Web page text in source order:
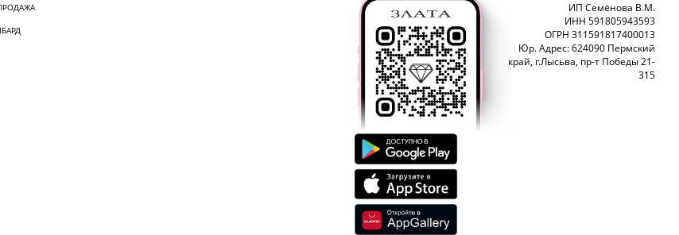
ИП Семёнова В.М.
ИНН 591805943593
ОГРН 311591817400013
Юр. Адрес: 624090 Пермский
край, г.Лысьва, пр-т Победы 21-
315